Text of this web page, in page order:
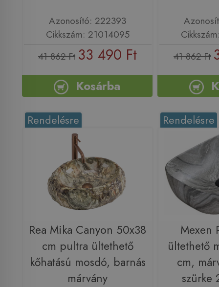
Azonosító: 222393
Cikkszám: 21014095
41 862 Ft 33 490 Ft
Kosárba
41 862 Ft
Rendelésre
Rea Mika Canyon 50x38
cm pultra ültethető
kőhatású mosdó, barnás
márvány
Rendelésre
Mexen
ültethető
cm,
szürke